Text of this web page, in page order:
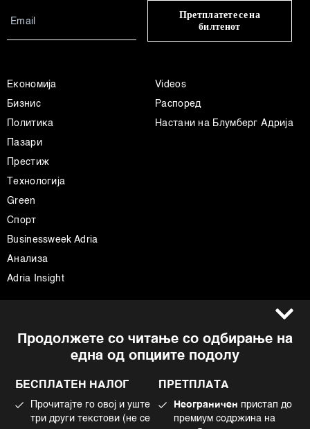
Продолжете со читање со одбирање на
една од опциите подолу
БЕСПЛАТЕН НАЛОГ
Прочитајте го овој и уште
три други текстови (не се
ПРЕТПЛАТА
Неограничен пристап до
премиум содржина на
Претплатете се на
билтенот
Економија
Бизнис
Политика
Пазари
Престиж
Технологија
Green
Спорт
Businessweek Adria
Анализа
Adria Insight
Videos
Распоред
Настани на Блумберг Адрија
Импресум
Политика на приватност
Политика за колачиња
Употреба на вештачка интелигенција
Facebook
Instagram
Twitter
Tiktok